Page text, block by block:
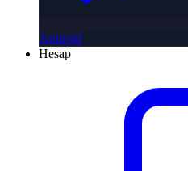
Android
Hesap